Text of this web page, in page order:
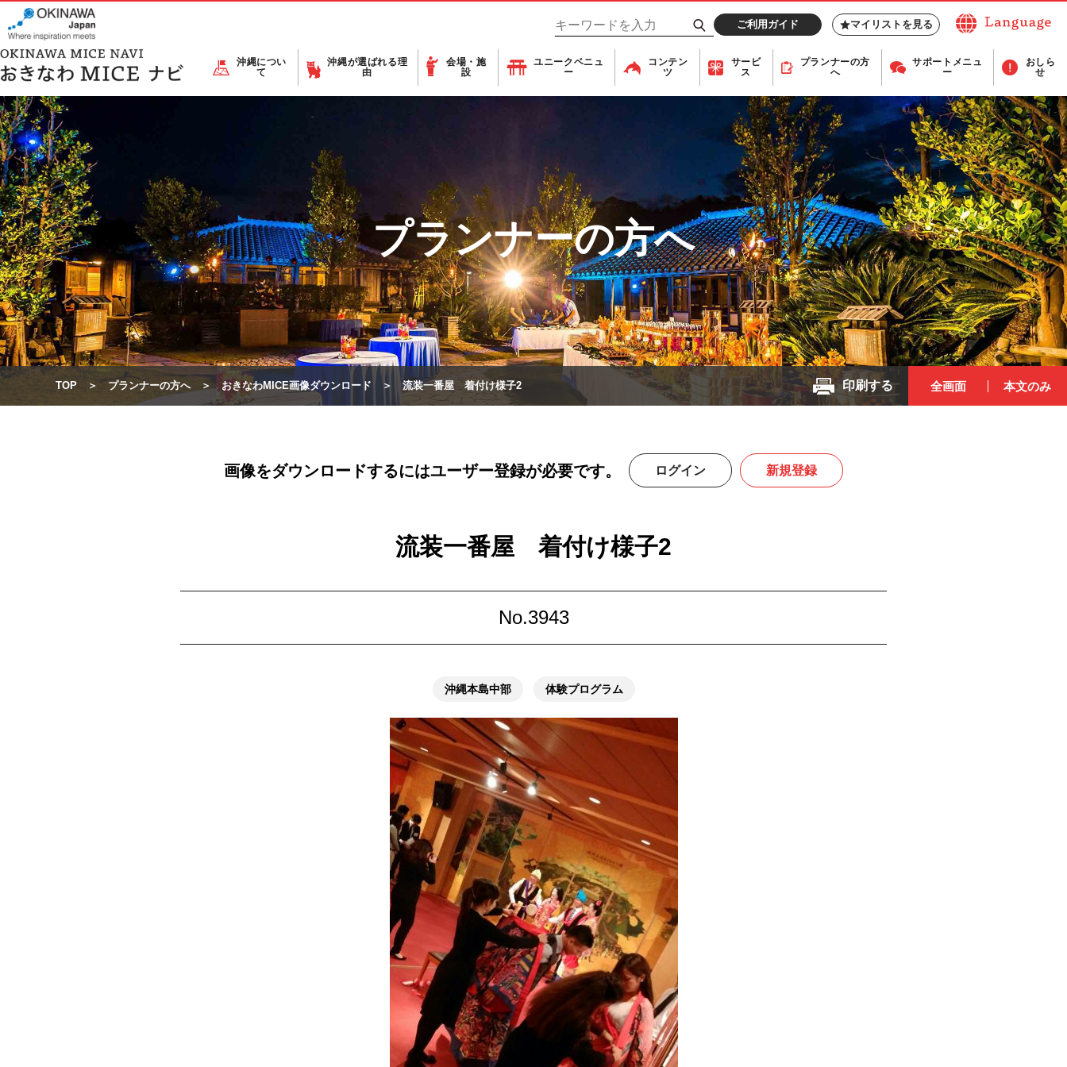
ご利用ガイド マイリストを見る
沖縄につい
て
沖縄が選ばれる理
由
会場・施
設
ユニークベニュ
ー
コンテン
ツ
サービ
ス
プランナーの方
へ
サポート メニュ
ー
おしら
せ
プランナーの方へ
TOP プランナーの方へ おきなわMICE画像ダウンロード 流装一番屋 着付け様子2 印刷する 全画面 本文のみ
画像をダウンロードするにはユーザー登録が必要です。 ログイン 新規登録
流装一番屋 着付け様子2
No.3943
沖縄本島中部 体験プログラム